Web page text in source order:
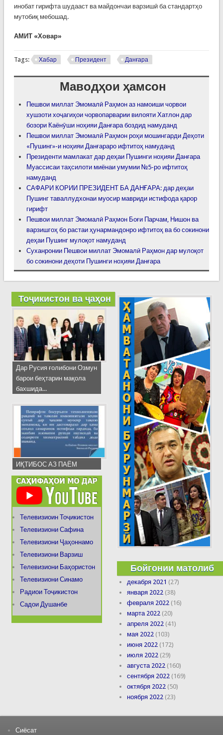
инобат гирифта шудааст ва майдончаи варзишӣ ба стандартҳо
мутобиқ мебошад.
АМИТ «Ховар»
Tags: Хабар Президент Данғара
Маводҳои ҳамсон
Пешвои миллат Эмомалӣ Раҳмон аз намоиши чорвои
хушзоти хоҷагиҳои чорвопарварии вилояти Хатлон дар
бозори Каёнӯши ноҳияи Данғара боздид намуданд
Пешвои миллат Эмомалӣ Раҳмон роҳи мошингарди Деҳоти
«Пушинг»-и ноҳияи Данғараро ифтитоҳ намуданд
Президенти мамлакат дар деҳаи Пушинги ноҳияи Данғара
Муассисаи таҳсилоти миёнаи умумии №5-ро ифтитоҳ
намуданд
САФАРИ КОРИИ ПРЕЗИДЕНТ БА ДАНҒАРА: дар деҳаи
Пушинг таваллудхонаи муосир мавриди истифода қарор
гирифт
Пешвои миллат Эмомалӣ Раҳмон Боғи Парчам, Нишон ва
варзишгоҳ бо растаи ҳунармандонро ифтитоҳ ва бо сокинони
деҳаи Пушинг мулоқот намуданд
Суханронии Пешвои миллат Эмомалӣ Раҳмон дар мулоқот
бо сокинони деҳоти Пушинги ноҳияи Данғара
Тоҷикистон ва ҷаҳон
Дар Русия ғолибони Озмун
барои беҳтарин мақола
бахшида...
ИҚТИБОС АЗ ПАЁМ
Телевизиоин Тоҷикистон
Телевизиони Сафина
Телевизиони Ҷаҳоннамо
Телевизиони Варзиш
Телевизиони Баҳористон
Телевизиони Синамо
Радиои Тоҷикистон
Садои Душанбе
Бойгонии матолиб
декабря 2021 (27)
января 2022 (38)
февраля 2022 (16)
марта 2022 (20)
апреля 2022 (41)
мая 2022 (103)
июня 2022 (172)
июля 2022 (29)
августа 2022 (160)
сентября 2022 (169)
октября 2022 (50)
ноября 2022 (23)
Сиёсат